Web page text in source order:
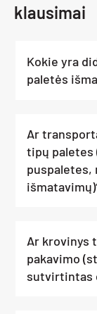
klausimai
Kokie yra
paletės
Ar
tipų paletes
Ar krovinys
pakavimo
sutvirtintas